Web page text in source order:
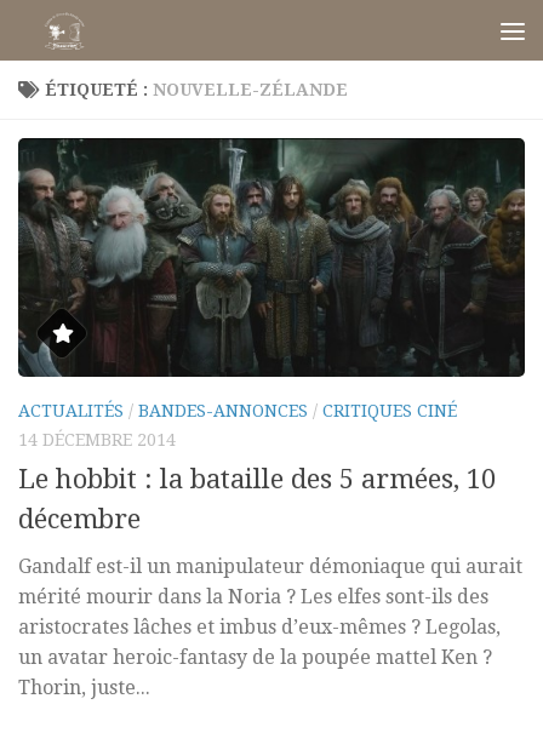
Skip to content
ÉTIQUETÉ : NOUVELLE-ZÉLANDE
ACTUALITÉS / BANDES-ANNONCES / CRITIQUES CINÉ
14 DÉCEMBRE 2014
Le hobbit : la bataille des 5 armées, 10
décembre
Gandalf est-il un manipulateur démoniaque qui aurait
mérité mourir dans la Noria ? Les elfes sont-ils des
aristocrates lâches et imbus d’eux-mêmes ? Legolas,
un avatar heroic-fantasy de la poupée mattel Ken ?
Thorin, juste...